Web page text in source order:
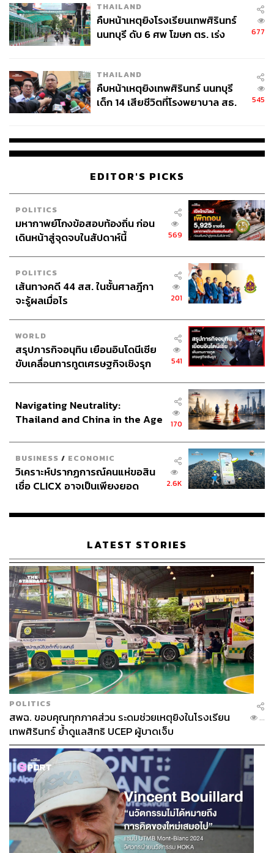
มันได้วิ่งเข้าชนกันอย่างบ้าคลั่ง ช้างไทยถูกโจมตีจากช้างตัว
ใหญ่นั้นและพยายามจะหนี สมเด็จพระนเรศวรได้สวด
อ้อนวอน เช็ดน้ำตา ขอร้องให้ช้างกล้าหาญ และได้รดน้ำ
ลำตัวอย่างรุนแรง ทำให้ช้างร้องเสียงดัง ในจังหวะนั้นเอง
สมเด็จพระนเรศวรโจมตีพระมหาอุปราชาที่พระเศียรด้วย
ขอช้างและแทงด้วยหลาว…”
เล่ามาตรฐาน (ประวัติศาสตร์ชาติ) กับของดัตช์ ซึ่งถือเป็น
เอกสารที่เขียนเกือบใกล้ช่วงเวลาที่ร่วมสมัยกับเหตุการณ์
โดยจะสังเกตได้ว่า ไม่มีการประกาศท้าทายและการท้าทำ
เวอร์ชันเอกสารของชาก์คส์ เดอ คูเตร
ชาก์คส์ เดอ คูเตร เป็นผู้ที่อยู่ร่วมสมัยกับเหตุการณ์อย่างมาก
เขาได้เยือนอยุธยาเมื่อปี พ.ศ. 2138 (หลังชนช้าง 3 ปี) แต่
บันทึกของเขาได้รับการตีพิมพ์ใน พ.ศ. 2183 ซึ่งในบันทึกนี้ได้
เล่าว่า ในสงครามยุทธหัตถี สมเด็จพระนเรศวรทรงชนะพระ
มหาอุปราชา โดยสมเด็จพระนเรศวรบาดเจ็บจากปืนที่พระกร
(แขน) ส่วนพระมหาอุปราชาตายในเมืองทวาย ด้วยการถูก
หลาวแทงเข้าที่คอ
เวอร์ชันเอกสารเปอร์เซีย
เป็นบันทึกของทูตชาวเปอร์เซีย ผู้ซึ่งเข้ามายังอยุธยาใน พ.ศ.
2228 โดยรับฟังข้อมูลมาจากชาวสยามอีกที เขาได้เล่าว่า
เมื่อสมเด็จพระนเรศวรได้ปะทะเข้ากับกองทัพพม่า พระองค์
ตระหนักว่า “…ศัตรูที่เข้มแข็งและไม่มีความหวังที่จะชนะใน
ขอช้าง เมื่อทั้งสองพระองค์ได้เข้ามาใกล้กัน หนึ่งในนั้นคล้าย
กับนกอินทรีย์ได้โจมตีอย่างรวดเร็วไปยังเหยื่อบนหลังช้าง
สมเด็จพระนเรศวรได้ทรงยื่นขอช้าง และก่อนที่พระมหาอุป
เพราะถ้าหากพระมหาอุปราชาตายด้วยขอช้าง ทำไมต้อง
กล่าวถึงปืนที่แอบไว้ใต้ขอช้างด้วย
พระมหาอุปราชาตายด้วยลูกปืน
เวอร์ชันเอกสารพม่า พงศาวดารฉบับอูกาลา และพงศาวดาร
ฮฺมันนัน ยาสะวิน ดองจี
พงศาวดารทั้งสองฉบับเชื่อกันว่ามีความน่าเชื่อถือในระดับสูง
ให้การว่า ระหว่างที่กำลังต่อสู้ ช้างของสมเด็จพระนเรศวร
กำลังเข้าใกล้กับช้างของพระมหาอุปราชาซึ่งกำลังตกอยู่ใน
อันตราย แม่ทัพเห็นไม่ได้การ จึงได้เอาผ้าปิดตาช้างตกมันตัว
หนึ่งเพื่อเข้าไปช่วย ทว่าแทนที่จะเข้าโจมตีช้างสยาม มันได้
มุ่งเข้าโจมตีช้างของพระมหาอุปราชาแทน สมเด็จพระ
นเรศวรจึงใช้ปืนพกยิงไปยังพระมหาอุปราชาในระยะประชิด
ส่งผลทำให้บาดเจ็บถึงแก่ความตาย แต่ควาญที่อยู่ด้านหลัง
พระมหาอุปราชาได้เข้าไปจับร่างไว้ให้ตั้งตรง ทำให้พระ
นเรศวรคิดว่าการโจมตีครั้งนี้ล้มเหลว จึงไม่ได้รุกต่อ จากนั้น
กองทัพสยามจึงถอยกลับไปและกลับเข้าเมืองอยุธยา
สรุปสั้นๆ คือ ในเอกสารพม่าระบุว่า พระมหาอุปราชาต้อง
THAILAND
คืบหน้าเหตุยิงโรงเรียนเทพศิรินทร์
นนทบุรี ดับ 6 ศพ โฆษก ตร. เร่ง
677
THAILAND
คืบหน้าเหตุยิงเทพศิรินทร์ นนทบุรี
เด็ก 14 เสียชีวิตที่โรงพยาบาล สธ.
545
EDITOR'S PICKS
POLITICS
มหากาพย์โกงข้อสอบท้องถิ่น ก่อน
เดินหน้าสู่จุดจบในสัปดาห์นี้
569
POLITICS
เส้นทางคดี 44 สส. ในชั้นศาลฎีกา
จะรู้ผลเมื่อไร
201
WORLD
สรุปภารกิจอนุทิน เยือนอินโดนีเซีย
ขับเคลื่อนการทูตเศรษฐกิจเชิงรุก
541
Navigating Neutrality:
Thailand and China in the Age
170
BUSINESS / ECONOMIC
วิเคราะห์ปรากฏการณ์คนแห่ขอสิน
เชื่อ CLICX อาจเป็นเพียงยอด
เรือนไทยที่ถูกซุกไว้
2.6K
LATEST STORIES
POLITICS
สพฉ. ขอบคุณทุกภาคส่วน ระดมช่วยเหตุยิงในโรงเรียน
เทพศิรินทร์ ย้ำดูแลสิทธิ UCEP ผู้บาดเจ็บ
...